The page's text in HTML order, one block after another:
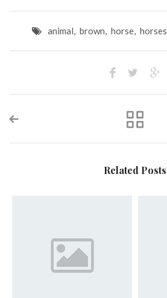
animal, brown, horse, horses
Related Posts